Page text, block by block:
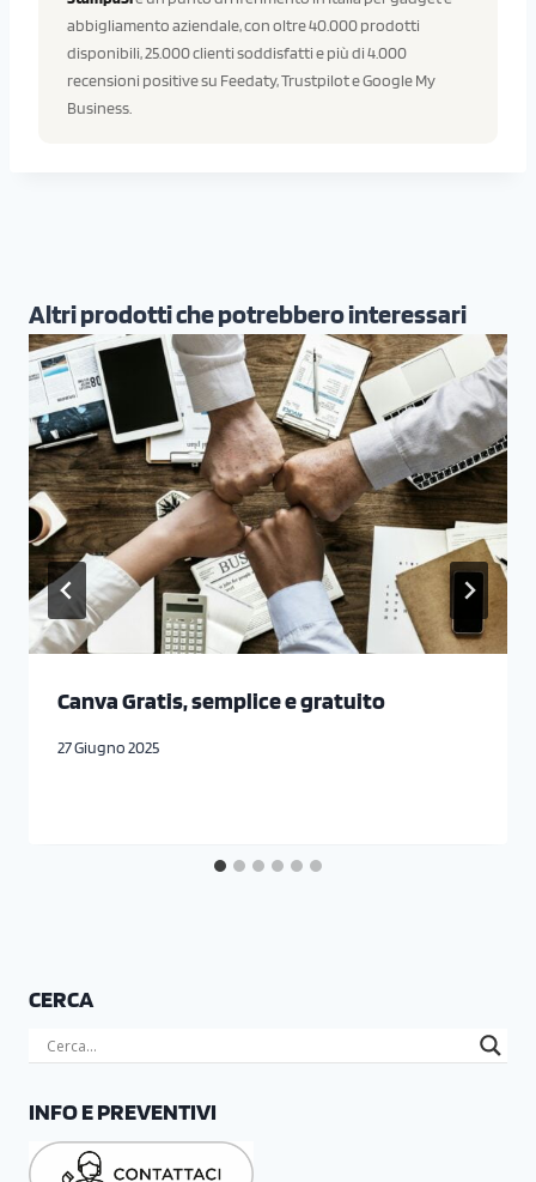
abbigliamento aziendale, con oltre 40.000 prodotti
disponibili, 25.000 clienti soddisfatti e più di 4.000
recensioni positive su Feedaty, Trustpilot e Google My
Business.
Altri prodotti che potrebbero interessari
Canva Gratis, semplice e gratuito
27 Giugno 2025
CERCA
INFO E PREVENTIVI